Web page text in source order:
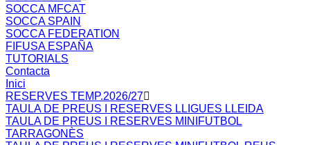
SOCCA MFCAT
SOCCA SPAIN
SOCCA FEDERATION
FIFUSA ESPAÑA
TUTORIALS
Contacta
Inici
RESERVES TEMP.2026/27
TAULA DE PREUS I RESERVES LLIGUES LLEIDA
TAULA DE PREUS I RESERVES MINIFUTBOL
TARRAGONÈS